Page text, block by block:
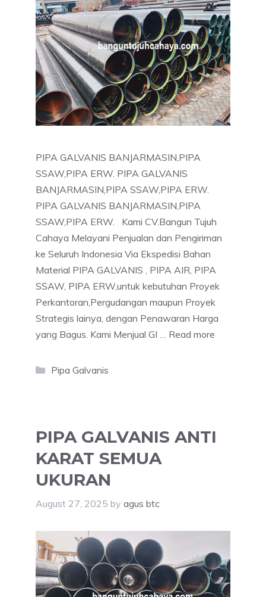
PIPA GALVANIS BANJARMASIN,PIPA
SSAW,PIPA ERW. PIPA GALVANIS
BANJARMASIN,PIPA SSAW,PIPA ERW.
PIPA GALVANIS BANJARMASIN,PIPA
SSAW,PIPA ERW. Kami CV.Bangun Tujuh
Cahaya Melayani Penjualan dan Pengiriman
ke Seluruh Indonesia Via Ekspedisi Bahan
Material PIPA GALVANIS , PIPA AIR, PIPA
SSAW, PIPA ERW,untuk kebutuhan Proyek
Perkantoran,Pergudangan maupun Proyek
Strategis lainya, dengan Penawaran Harga
yang Bagus. Kami Menjual GI … Read more
Categories
Pipa Galvanis
PIPA GALVANIS ANTI
KARAT SEMUA
UKURAN
August 27, 2025 by agus btc